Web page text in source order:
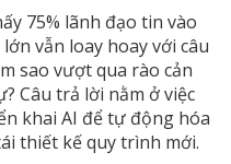
75% lãnh đạo tin vào
vẫn loay hoay với câu
sao vượt qua rào cản
Câu trả lời nằm ở việc
khai AI để tự động hóa
thiết kế quy trình mới.